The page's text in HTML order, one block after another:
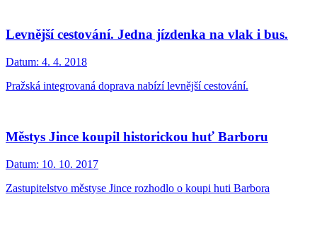
Levnější cestování. Jedna jízdenka na vlak i bus.
Datum: 4. 4. 2018
Pražská integrovaná doprava nabízí levnější cestování.
Městys Jince koupil historickou huť Barboru
Datum: 10. 10. 2017
Zastupitelstvo městyse Jince rozhodlo o koupi huti Barbora